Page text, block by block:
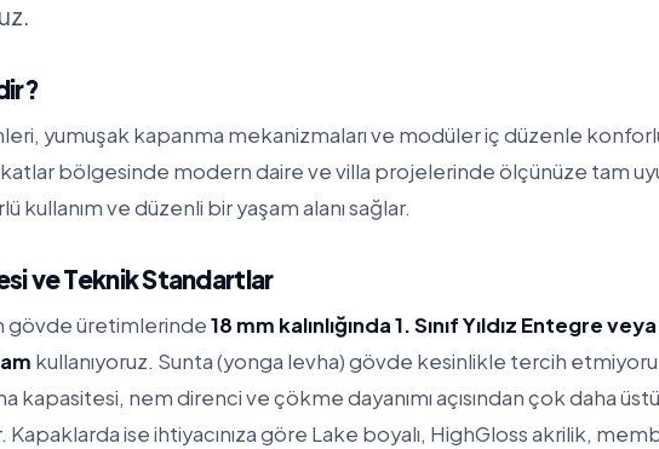
yumuşak kapanma mekanizmaları ve modüler iç düzenle
bölgesinde modern daire ve villa projelerinde ölçünüze tam
kullanım ve düzenli bir yaşam alanı sağlar.
ve Teknik Standartlar
gövde üretimlerinde18 mm kalınlığında 1. Sınıf Yıldız Entegre veya
kullanıyoruz. Sunta (yonga levha) gövde kesinlikle tercih
kapasitesi, nem direnci ve çökme dayanımı açısından çok daha
ise ihtiyacınıza göre Lake boyalı, HighGloss akrilik,